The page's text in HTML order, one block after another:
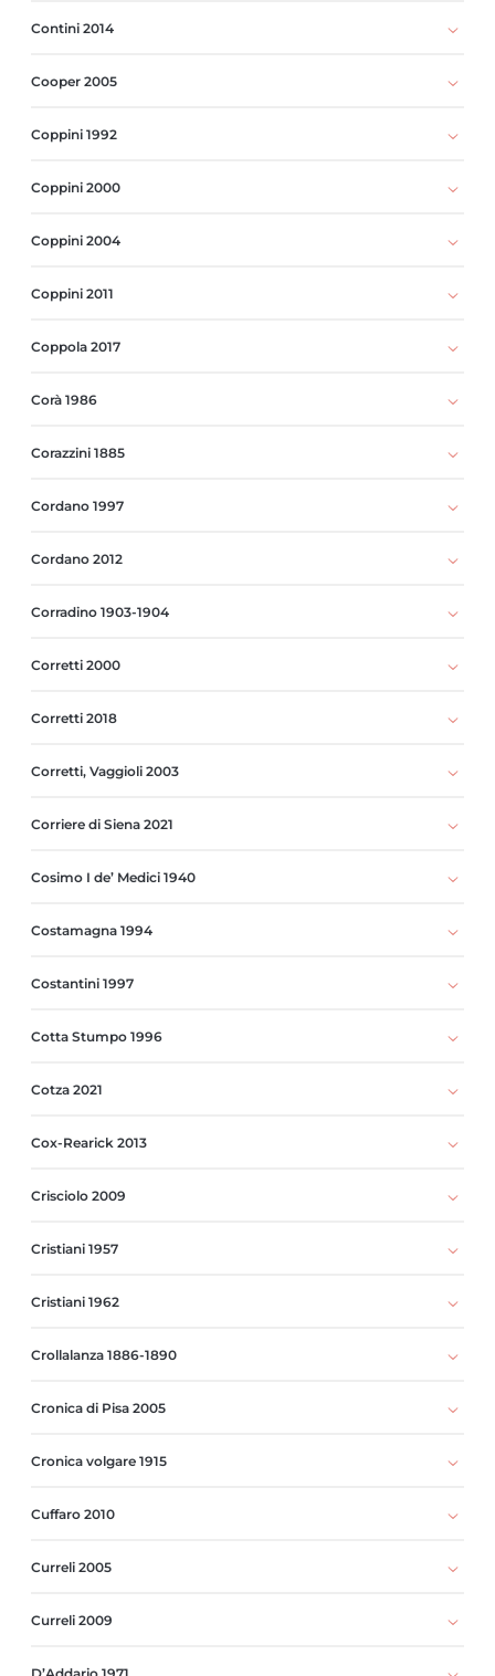
Contini 2014
Cooper 2005
Coppini 1992
Coppini 2000
Coppini 2004
Coppini 2011
Coppola 2017
Corà 1986
Corazzini 1885
Cordano 1997
Cordano 2012
Corradino 1903-1904
Corretti 2000
Corretti 2018
Corretti, Vaggioli 2003
Corriere di Siena 2021
Cosimo I de’ Medici 1940
Costamagna 1994
Costantini 1997
Cotta Stumpo 1996
Cotza 2021
Cox-Rearick 2013
Crisciolo 2009
Cristiani 1957
Cristiani 1962
Crollalanza 1886-1890
Cronica di Pisa 2005
Cronica volgare 1915
Cuffaro 2010
Curreli 2005
Curreli 2009